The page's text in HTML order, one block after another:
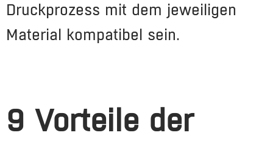
Druckprozess mit dem jeweiligen
Material kompatibel sein.
9 Vorteile der